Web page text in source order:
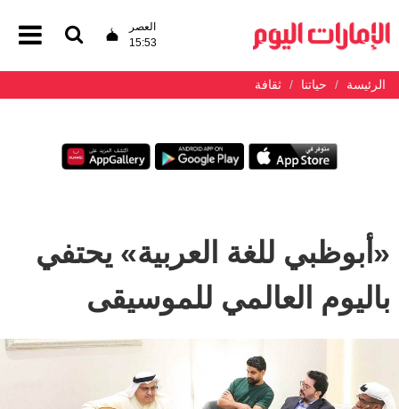
العصر
15:53
الرئيسة حياتنا ثقافة
«أبوظبي للغة العربية» يحتفي
باليوم العالمي للموسيقى